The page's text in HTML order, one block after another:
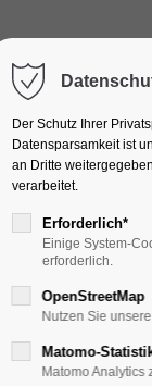
Der Schutz Ihrer
Datensparsamkeit ist
an Dritte
verarbeitet.
Erforderlich*
Einige System-
erforderlich.
OpenStreetMap
Nutzen Sie
Matomo-
Matomo Analytics